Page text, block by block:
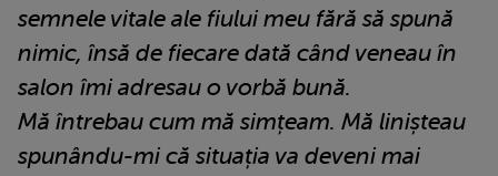
semnele vitale ale fiului meu fără să spună
nimic, însă de fiecare dată când veneau în
salon îmi adresau o vorbă bună.
Mă întrebau cum mă simțeam. Mă linișteau
spunându-mi că situația va deveni mai